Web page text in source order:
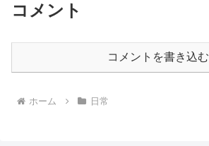
コメント
コメントを書き込む
ホーム 日常